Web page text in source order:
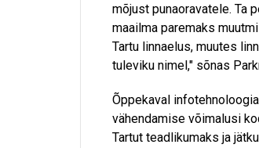
mõjust punaoravatele. Ta
maailma paremaks
Tartu linnaelus, muutes
tuleviku nimel," sõnas
Õppekaval
vähendamise võimalusi
Tartut teadlikumaks ja